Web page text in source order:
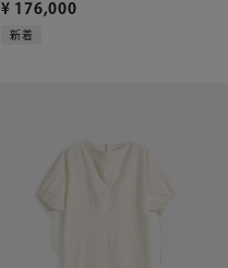
¥ 176,000
新着